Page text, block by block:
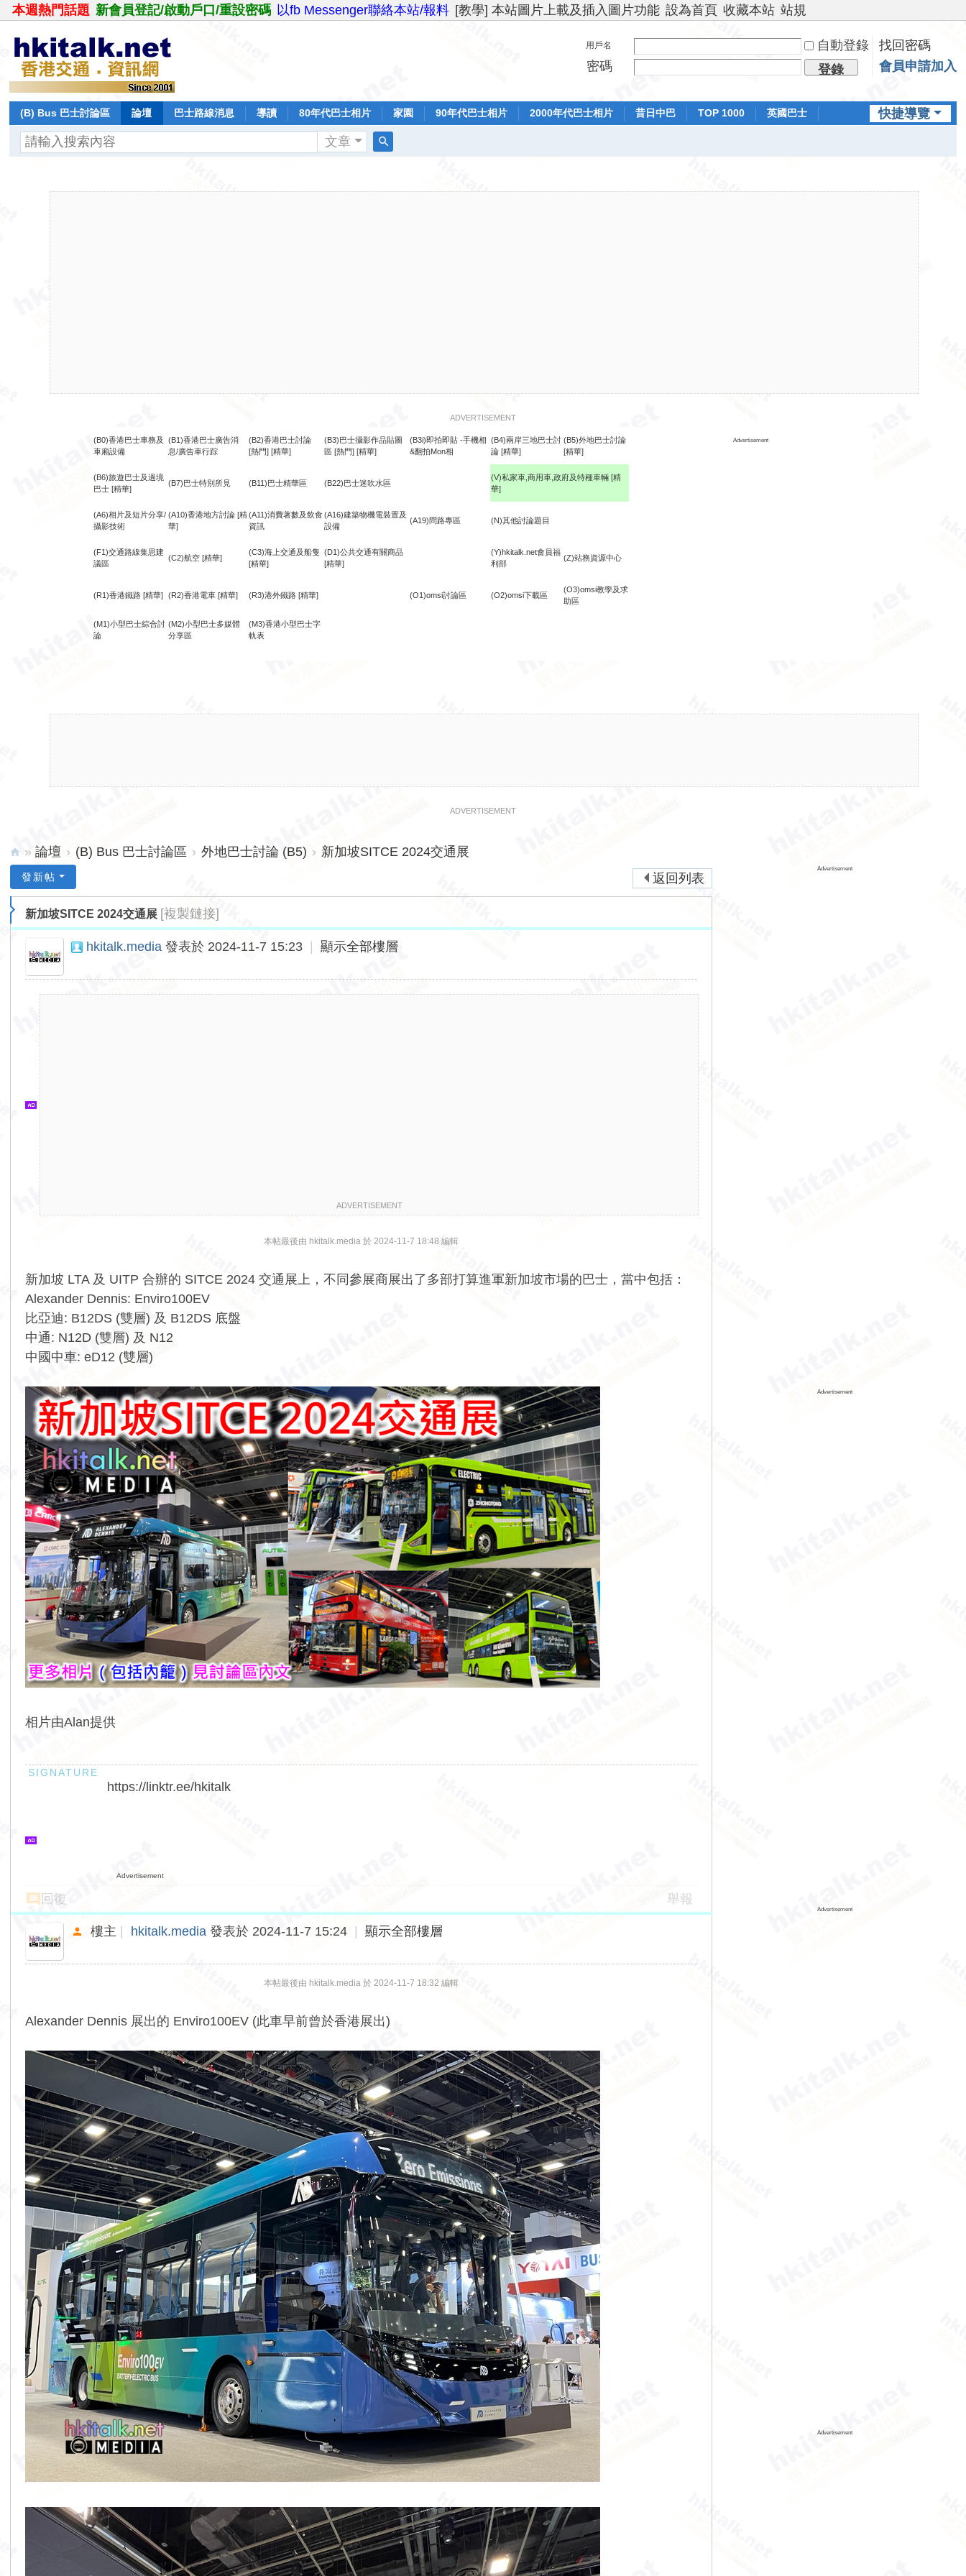
本週熱門話題 新會員登記/啟動戶口/重設密碼 以fb Messenger聯絡本站/報料 [教學] 本站圖片上載及插入圖片功能 設為首頁 收藏本站 站規
用戶名 自動登錄
找回密碼
密碼
登錄 會員申請加入
快捷導覽
(B) Bus 巴士討論區 論壇 巴士路線消息 導讀 80年代巴士相片 家園 90年代巴士相片 2000年代巴士相片 昔日中巴 TOP 1000
英國巴士
文章
ADVERTISEMENT
(B0)香港巴士車務及
車廂設備
(B1)香港巴士廣告消
息/廣告車行踪
(B2)香港巴士討論
[熱門] [精華]
(B3)巴士攝影作品貼圖
區 [熱門] [精華]
(B3i)即拍即貼 -手機相
&翻拍Mon相
(B4)兩岸三地巴士討
論 [精華]
(B5)外地巴士討論
[精華]
Advertisement
(B6)旅遊巴士及過境
巴士 [精華]
(B7)巴士特別所見 (B11)巴士精華區 (B22)巴士迷吹水區
(V)私家車,商用車,政府及特種車輛 [精
華]
(A6)相片及短片分享/
攝影技術
(A10)香港地方討論 [精
華]
(A11)消費著數及飲食
資訊
(A16)建築物機電裝置及
設備
(A19)問路專區 (N)其他討論題目
(F1)交通路線集思建
議區
(C2)航空 [精華]
(C3)海上交通及船隻
[精華]
(D1)公共交通有關商品
[精華]
(Y)hkitalk.net會員福
利部
(Z)站務資源中心
(R1)香港鐵路 [精華] (R2)香港電車 [精華] (R3)港外鐵路 [精華] (O1)omsi討論區 (O2)omsi下載區
(O3)omsi教學及求
助區
(M1)小型巴士綜合討
論
(M2)小型巴士多媒體
分享區
(M3)香港小型巴士字
軌表
ADVERTISEMENT
lk.
» 論壇 › (B) Bus 巴士討論區 › 外地巴士討論 (B5) › 新加坡SITCE 2024交通展
返回列表
發新帖
新加坡SITCE 2024交通展 [複製鏈接]
hkitalk.media 發表於 2024-11-7 15:23 顯示全部樓層
ADVERTISEMENT
本帖最後由 hkitalk.media 於 2024-11-7 18:48 編輯
新加坡 LTA 及 UITP 合辦的 SITCE 2024 交通展上，不同參展商展出了多部打算進軍新加坡市場的巴士，當中包括：
Alexander Dennis: Enviro100EV
比亞迪: B12DS (雙層) 及 B12DS 底盤
中通: N12D (雙層) 及 N12
中國中車: eD12 (雙層)
相片由Alan提供
https://linktr.ee/hkitalk
Advertisement
回復 舉報
樓主 hkitalk.media 發表於 2024-11-7 15:24 顯示全部樓層
本帖最後由 hkitalk.media 於 2024-11-7 18:32 編輯
Alexander Dennis 展出的 Enviro100EV (此車早前曾於香港展出)
Advertisement
Advertisement
Advertisement
Advertisement